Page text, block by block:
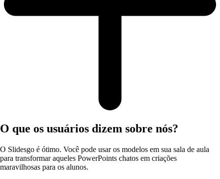
O que os usuários dizem sobre nós?
O Slidesgo é ótimo. Você pode usar os modelos em sua sala de aula
para transformar aqueles PowerPoints chatos em criações
maravilhosas para os alunos.